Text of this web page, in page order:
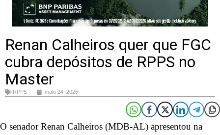
Renan Calheiros quer que FGC
cubra depósitos de RPPS no
Master
RPPS maio 24, 2026
O senador Renan Calheiros (MDB-AL) apresentou na